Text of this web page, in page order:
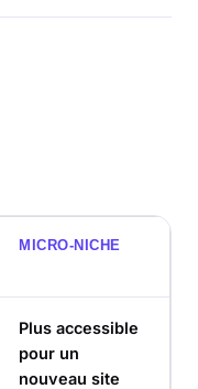
MICRO-NICHE
Plus accessible
pour un
nouveau site